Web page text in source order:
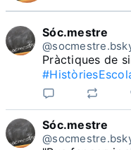
Sóc.mestre
Sóc.mestre